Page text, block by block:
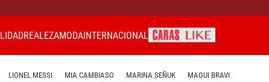
REALEZAMODAINTERNACIONAL
LIONEL MESSI MIA CAMBIASO MARINA SEÑUK MAGUI BRAVI